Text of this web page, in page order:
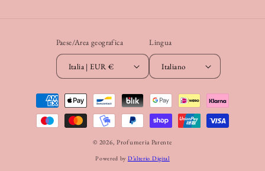
Paese/Area geografica
Italia | EUR €
Lingua
Italiano
Metodi
pagamento
© 2026, Profumeria Parente
Powered by D’alterio Digital